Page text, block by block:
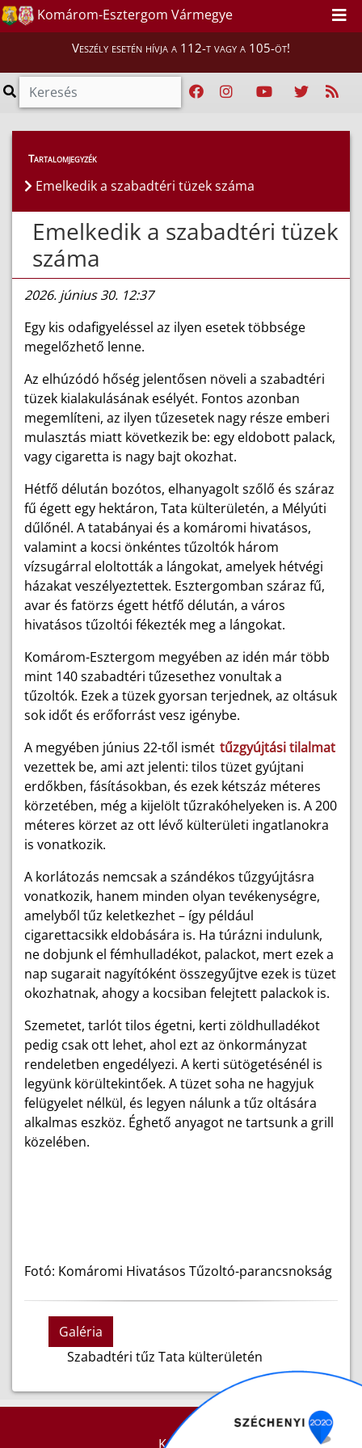
Komárom-Esztergom Vármegye
Veszély esetén hívja a 112-t vagy a 105-öt!
Híreink > Hírek
Tartalomjegyzék
Emelkedik a szabadtéri tüzek száma
Emelkedik a szabadtéri tüzek
száma
2026. június 30. 12:37
Egy kis odafigyeléssel az ilyen esetek többsége
megelőzhető lenne.
Az elhúzódó hőség jelentősen növeli a szabadtéri
tüzek kialakulásának esélyét. Fontos azonban
megemlíteni, az ilyen tűzesetek nagy része emberi
mulasztás miatt következik be: egy eldobott palack,
vagy cigaretta is nagy bajt okozhat.
Hétfő délután bozótos, elhanyagolt szőlő és száraz
fű égett egy hektáron, Tata külterületén, a Mélyúti
dűlőnél. A tatabányai és a komáromi hivatásos,
valamint a kocsi önkéntes tűzoltók három
vízsugárral eloltották a lángokat, amelyek hétvégi
házakat veszélyeztettek. Esztergomban száraz fű,
avar és fatörzs égett hétfő délután, a város
hivatásos tűzoltói fékezték meg a lángokat.
Komárom-Esztergom megyében az idén már több
mint 140 szabadtéri tűzesethez vonultak a
tűzoltók. Ezek a tüzek gyorsan terjednek, az oltásuk
sok időt és erőforrást vesz igénybe.
A megyében június 22-től ismét tűzgyújtási tilalmat
vezettek be, ami azt jelenti: tilos tüzet gyújtani
erdőkben, fásításokban, és ezek kétszáz méteres
körzetében, még a kijelölt tűzrakóhelyeken is. A 200
méteres körzet az ott lévő külterületi ingatlanokra
is vonatkozik.
A korlátozás nemcsak a szándékos tűzgyújtásra
vonatkozik, hanem minden olyan tevékenységre,
amelyből tűz keletkezhet – így például
cigarettacsikk eldobására is. Ha túrázni indulunk,
ne dobjunk el fémhulladékot, palackot, mert ezek a
nap sugarait nagyítóként összegyűjtve ezek is tüzet
okozhatnak, ahogy a kocsiban felejtett palackok is.
Szemetet, tarlót tilos égetni, kerti zöldhulladékot
pedig csak ott lehet, ahol ezt az önkormányzat
rendeletben engedélyezi. A kerti sütögetésénél is
legyünk körültekintőek. A tüzet soha ne hagyjuk
felügyelet nélkül, és legyen nálunk a tűz oltására
alkalmas eszköz. Éghető anyagot ne tartsunk a grill
közelében.
Fotó: Komáromi Hivatásos Tűzoltó-parancsnokság
Galéria
Szabadtéri tűz Tata külterületén
KAPCSOLAT